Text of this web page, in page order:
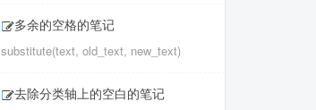
多余的空格的笔记
substitute(text, old_text, new_text)
去除分类轴上的空白的笔记